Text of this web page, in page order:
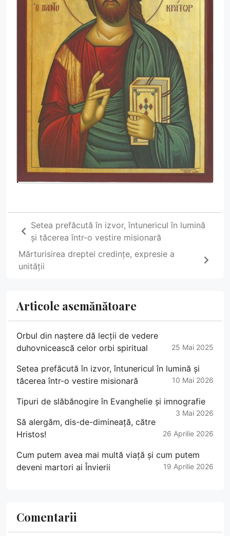
Setea prefăcută în izvor, întunericul în lumină
și tăcerea într-o vestire misionară
Mărturisirea dreptei credințe, expresie a
unității
Articole asemănătoare
Orbul din naștere dă lecții de vedere
duhovnicească celor orbi spiritual
25 Mai 2025
Setea prefăcută în izvor, întunericul în lumină și
tăcerea într-o vestire misionară
10 Mai 2026
Tipuri de slăbănogire în Evanghelie și imnografie
3 Mai 2026
Să alergăm, dis-de-dimineață, către
Hristos!
26 Aprilie 2026
Cum putem avea mai multă viață și cum putem
deveni martori ai Învierii
19 Aprilie 2026
Comentarii